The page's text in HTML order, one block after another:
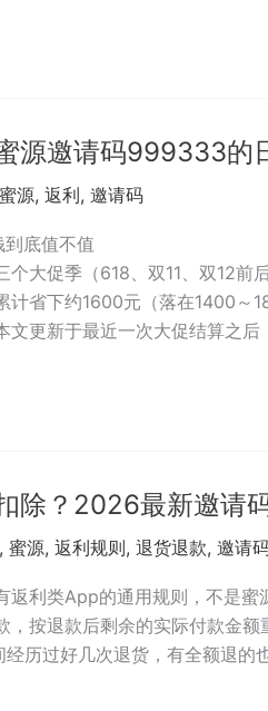
源邀请码999333的
蜜源, 返利, 邀请码
底值不值
大促季（618、双11、双12前
计省下约1600元（落在1400～
文更新于最近一次大促结算之
除？2026最新邀请
, 蜜源, 返利规则, 退货退款, 邀请
返利类App的通用规则，不是
按退款后剩余的实际付款金额
历过好几次退货，有全额退的